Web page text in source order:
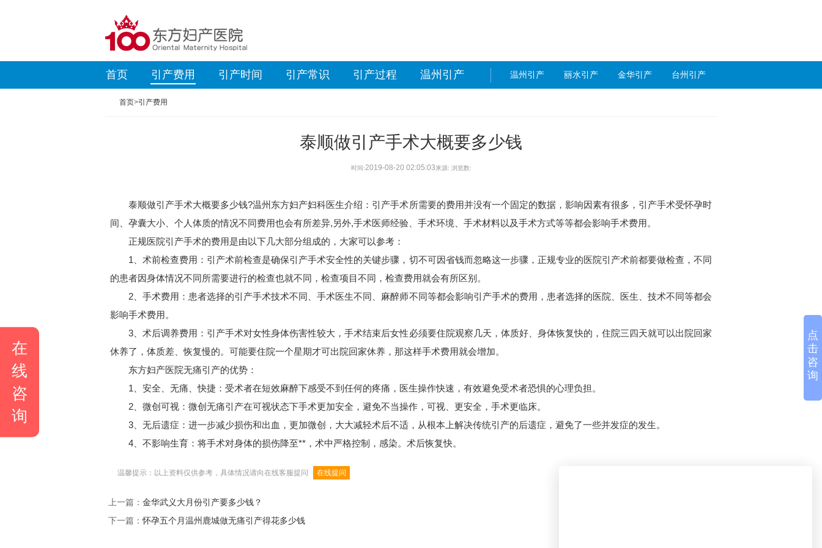
首页 引产费用 引产时间 引产常识 引产过程 温州引产 温州引产 丽水引产 金华引产 台州引产
首页>引产费用
泰顺做引产手术大概要多少钱
时间:2019-08-20 02:05:03来源: 浏览数:
泰顺做引产手术大概要多少钱?温州东方妇产妇科医生介绍：引产手术所需要的费用并没有一个固定的数据，影响因素有很多，引产手术受怀孕时
间、孕囊大小、个人体质的情况不同费用也会有所差异,另外,手术医师经验、手术环境、手术材料以及手术方式等等都会影响手术费用。
正规医院引产手术的费用是由以下几大部分组成的，大家可以参考：
1、术前检查费用：引产术前检查是确保引产手术安全性的关键步骤，切不可因省钱而忽略这一步骤，正规专业的医院引产术前都要做检查，不同
的患者因身体情况不同所需要进行的检查也就不同，检查项目不同，检查费用就会有所区别。
2、手术费用：患者选择的引产手术技术不同、手术医生不同、麻醉师不同等都会影响引产手术的费用，患者选择的医院、医生、技术不同等都会
影响手术费用。
3、术后调养费用：引产手术对女性身体伤害性较大，手术结束后女性必须要住院观察几天，体质好、身体恢复快的，住院三四天就可以出院回家
休养了，体质差、恢复慢的。可能要住院一个星期才可出院回家休养，那这样手术费用就会增加。
东方妇产医院无痛引产的优势：
1、安全、无痛、快捷：受术者在短效麻醉下感受不到任何的疼痛，医生操作快速，有效避免受术者恐惧的心理负担。
2、微创可视：微创无痛引产在可视状态下手术更加安全，避免不当操作，可视、更安全，手术更临床。
3、无后遗症：进一步减少损伤和出血，更加微创，大大减轻术后不适，从根本上解决传统引产的后遗症，避免了一些并发症的发生。
4、不影响生育：将手术对身体的损伤降至**，术中严格控制，感染。术后恢复快。
温馨提示：以上资料仅供参考，具体情况请向在线客服提问 在线提问
上一篇： 金华武义大月份引产要多少钱？
下一篇：怀孕五个月温州鹿城做无痛引产得花多少钱
点
击
咨
询
在
线
咨
询